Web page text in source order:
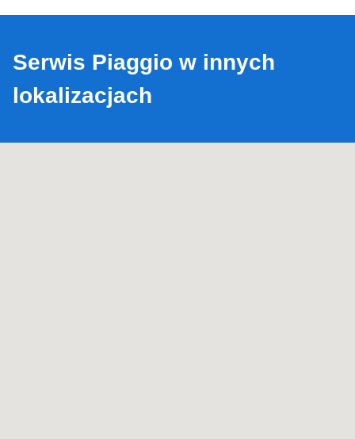
Serwis Piaggio w innych
lokalizacjach